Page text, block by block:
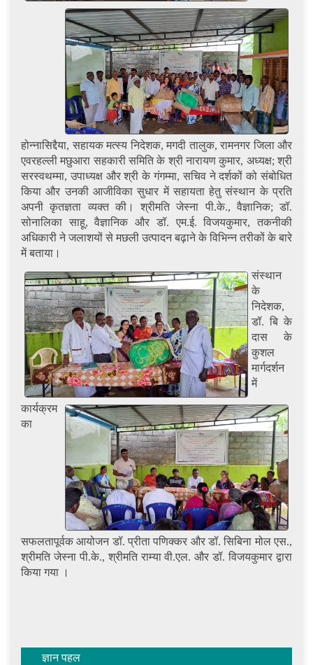
होन्नासिद्दैया, सहायक मत्स्य निदेशक, मगदी तालुक, रामनगर जिला और
एवरहल्ली मछुआरा सहकारी समिति के श्री नारायण कुमार, अध्यक्ष; श्री
सरस्वथम्मा, उपाध्यक्ष और श्री के गंगम्मा, सचिव ने दर्शकों को संबोधित
किया और उनकी आजीविका सुधार में सहायता हेतु संस्थान के प्रति
अपनी कृतज्ञता व्यक्त की। श्रीमति जेस्ना पी.के., वैज्ञानिक; डॉ.
सोनालिका साहू, वैज्ञानिक और डॉ. एम.ई. विजयकुमार, तकनीकी
अधिकारी ने जलाशयों से मछली उत्पादन बढ़ाने के विभिन्न तरीकों के बारे
में बताया।
संस्थान
के
निदेशक,
डॉ. बि के
दास के
कुशल
मार्गदर्शन
में
कार्यक्रम
का
सफलतापूर्वक आयोजन डॉ. प्रीता पणिक्कर और डॉ. सिबिना मोल एस.,
श्रीमति जेस्ना पी.के., श्रीमति राम्या वी.एल. और डॉ. विजयकुमार द्वारा
किया गया ।
ज्ञान पहल